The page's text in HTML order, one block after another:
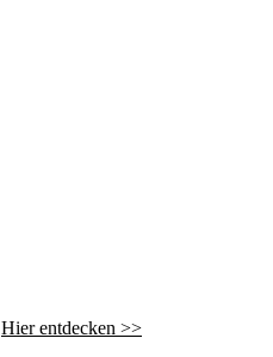
Hier entdecken >>